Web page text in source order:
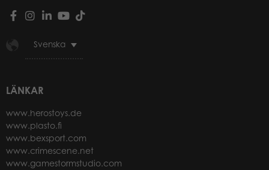
Svenska
LÄNKAR
www.herostoys.de
www.plasto.fi
www.bexsport.com
www.crimescene.net
www.gamestormstudio.com